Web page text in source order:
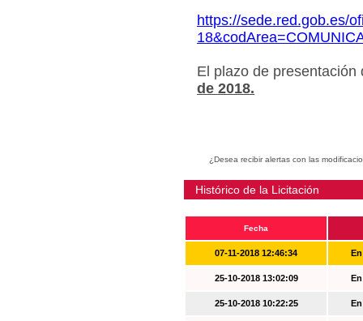
https://sede.red.gob.es/
El plazo de
de 2018.
¿Desea recibir alertas con las
Histórico de la Licitación
Fecha
07-11-2018 12:46:34
25-10-2018 13:02:09
25-10-2018 10:22:25